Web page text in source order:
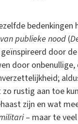
bedenkingen
publieke nood (
door
door
rustig aan toe
zijn en wat
– maar te veel